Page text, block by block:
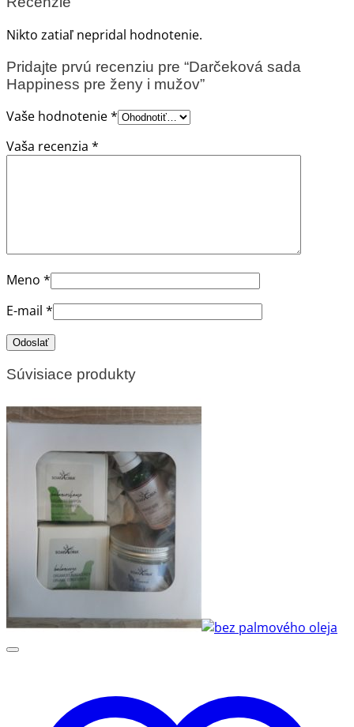
Nikto zatiaľ nepridal hodnotenie.
Pridajte prvú recenziu pre “Darčeková sada
Happiness pre ženy i mužov”
Vaše hodnotenie*
Vaša recenzia *
Meno *
E-mail *
Súvisiace produkty